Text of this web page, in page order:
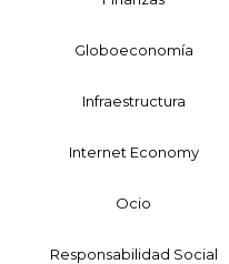
Globoeconomía
Infraestructura
Internet Economy
Ocio
Responsabilidad Social